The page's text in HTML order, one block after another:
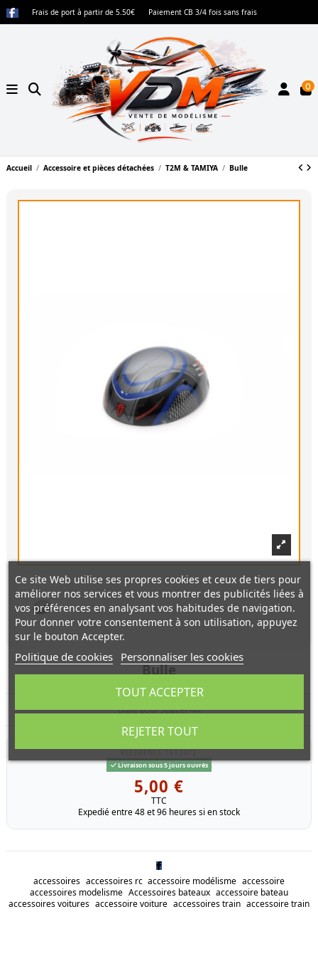
Frais de port à partir de 5.50€ Paiement CB 3/4 fois sans frais
0
Accueil Accessoire et pièces détachées T2M & TAMIYA Bulle
Bulle
Bulle pour Spacer-4X
RÉFÉRENCE T5130/2
Livraison sous 5 jours ouvrés
5,00 €
TTC
Expedié entre 48 et 96 heures si en stock
accessoires accessoires rc accessoire modélisme accessoire
accessoires modelisme Accessoires bateaux accessoire bateau
accessoires voitures accessoire voiture accessoires train accessoire train
Ce site Web utilise ses propres cookies et ceux de tiers pour
améliorer nos services et vous montrer des publicités liées à
vos préférences en analysant vos habitudes de navigation.
Pour donner votre consentement à son utilisation, appuyez
sur le bouton Accepter.
Politique de cookies Personnaliser les cookies
REJETER TOUT
TOUT ACCEPTER